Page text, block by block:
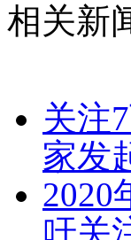
相关新
关注
家发
2020